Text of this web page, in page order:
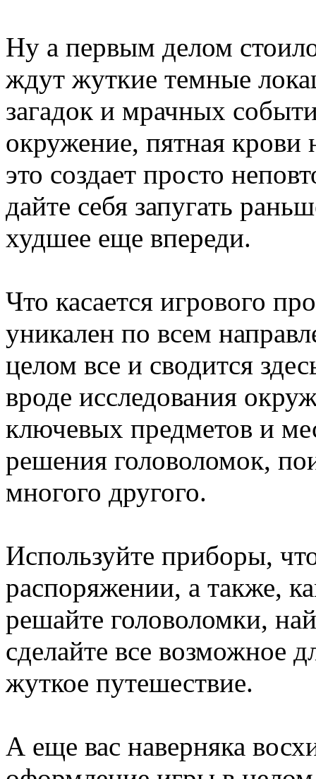
Ну а первым делом
ждут жуткие темные
загадок и мрачных
окружение, пятная крови
это создает просто
дайте себя запугать
худшее еще впереди.
Что касается игрового
уникален по всем
целом все и сводится
вроде исследования
ключевых предметов и
решения головоломок,
многого другого.
Используйте приборы,
распоряжении, а также,
решайте головоломки,
сделайте все возможное
жуткое путешествие.
А еще вас наверняка